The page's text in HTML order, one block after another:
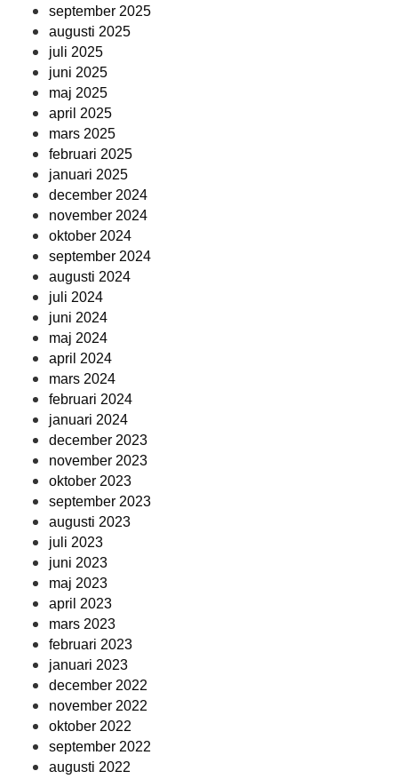
september 2025
augusti 2025
juli 2025
juni 2025
maj 2025
april 2025
mars 2025
februari 2025
januari 2025
december 2024
november 2024
oktober 2024
september 2024
augusti 2024
juli 2024
juni 2024
maj 2024
april 2024
mars 2024
februari 2024
januari 2024
december 2023
november 2023
oktober 2023
september 2023
augusti 2023
juli 2023
juni 2023
maj 2023
april 2023
mars 2023
februari 2023
januari 2023
december 2022
november 2022
oktober 2022
september 2022
augusti 2022